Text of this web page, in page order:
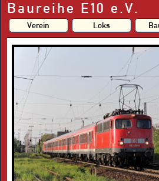
Baureihe E10 e.V.
Verein Loks